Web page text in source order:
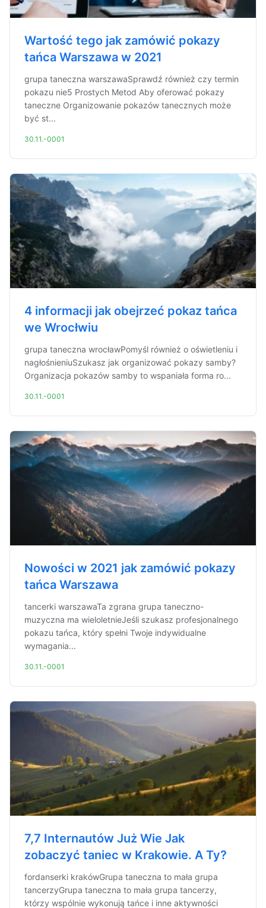
Wartość tego jak zamówić pokazy
tańca Warszawa w 2021
grupa taneczna warszawaSprawdź również czy termin
pokazu nie5 Prostych Metod Aby oferować pokazy
taneczne Organizowanie pokazów tanecznych może
być st...
30.11.-0001
4 informacji jak obejrzeć pokaz tańca
we Wrocłwiu
grupa taneczna wrocławPomyśl również o oświetleniu i
nagłośnieniuSzukasz jak organizować pokazy samby?
Organizacja pokazów samby to wspaniała forma ro...
30.11.-0001
Nowości w 2021 jak zamówić pokazy
tańca Warszawa
tancerki warszawaTa zgrana grupa taneczno-
muzyczna ma wieloletnieJeśli szukasz profesjonalnego
pokazu tańca, który spełni Twoje indywidualne
wymagania...
30.11.-0001
7,7 Internautów Już Wie Jak
zobaczyć taniec w Krakowie. A Ty?
fordanserki krakówGrupa taneczna to mała grupa
tancerzyGrupa taneczna to mała grupa tancerzy,
którzy wspólnie wykonują tańce i inne aktywności